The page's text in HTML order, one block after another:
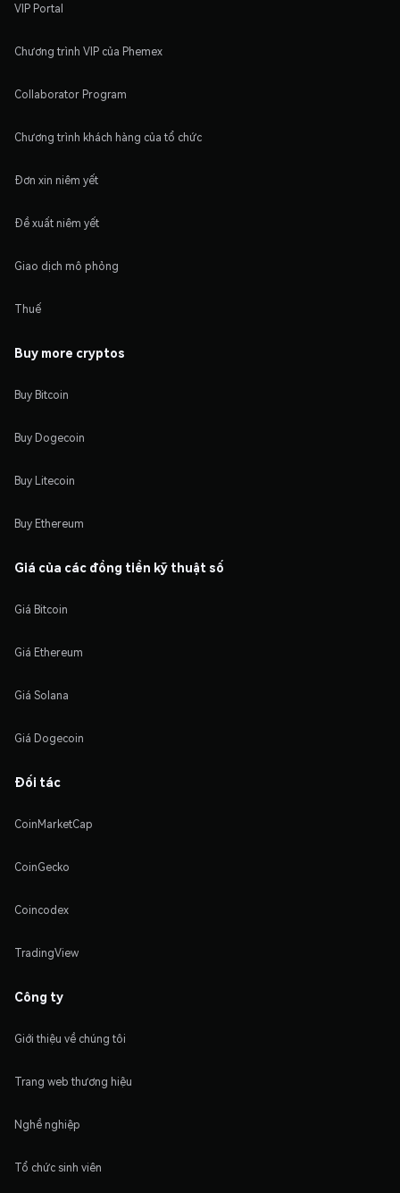
VIP Portal
Chương trình VIP của Phemex
Collaborator Program
Chương trình khách hàng của tổ chức
Đơn xin niêm yết
Đề xuất niêm yết
Giao dịch mô phỏng
Thuế
Buy more cryptos
Buy Bitcoin
Buy Dogecoin
Buy Litecoin
Buy Ethereum
Giá của các đồng tiền kỹ thuật số
Giá Bitcoin
Giá Ethereum
Giá Solana
Giá Dogecoin
Đối tác
CoinMarketCap
CoinGecko
Coincodex
TradingView
Công ty
Giới thiệu về chúng tôi
Trang web thương hiệu
Nghề nghiệp
Tổ chức sinh viên